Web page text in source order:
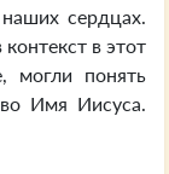
сердцах.
в этот
могли понять
Имя Иисуса.